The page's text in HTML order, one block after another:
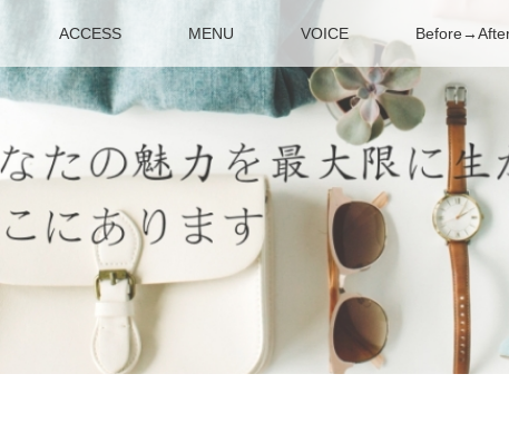
ACCESS MENU VOICE